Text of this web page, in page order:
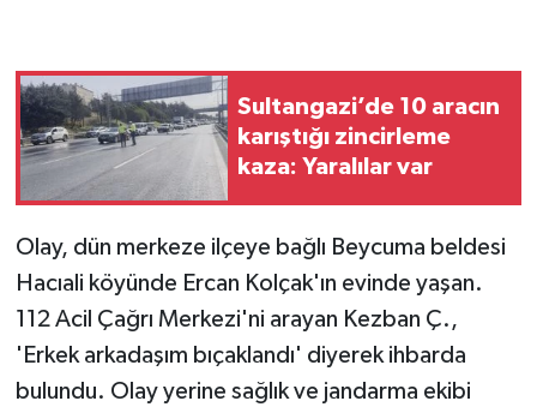
Sultangazi’de 10 aracın
karıştığı zincirleme
kaza: Yaralılar var
Olay, dün merkeze ilçeye bağlı Beycuma beldesi
Hacıali köyünde Ercan Kolçak'ın evinde yaşan.
112 Acil Çağrı Merkezi'ni arayan Kezban Ç.,
'Erkek arkadaşım bıçaklandı' diyerek ihbarda
bulundu. Olay yerine sağlık ve jandarma ekibi